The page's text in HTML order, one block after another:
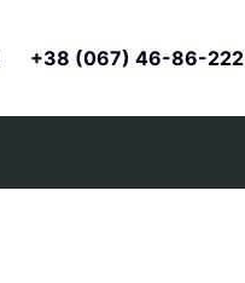
+38 (067) 46-86-222